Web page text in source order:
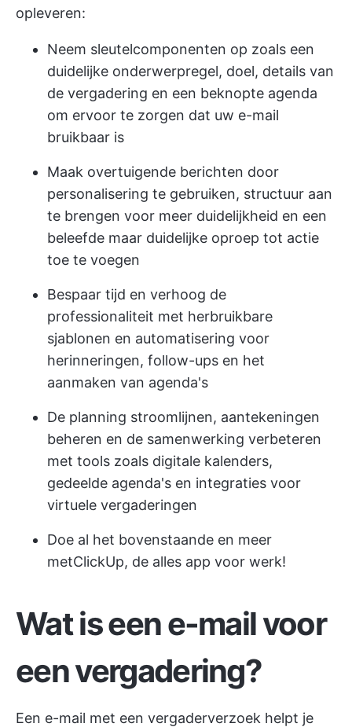
opleveren:
Neem sleutelcomponenten op zoals een
duidelijke onderwerpregel, doel, details van
de vergadering en een beknopte agenda
om ervoor te zorgen dat uw e-mail
bruikbaar is
Maak overtuigende berichten door
personalisering te gebruiken, structuur aan
te brengen voor meer duidelijkheid en een
beleefde maar duidelijke oproep tot actie
toe te voegen
Bespaar tijd en verhoog de
professionaliteit met herbruikbare
sjablonen en automatisering voor
herinneringen, follow-ups en het
aanmaken van agenda's
De planning stroomlijnen, aantekeningen
beheren en de samenwerking verbeteren
met tools zoals digitale kalenders,
gedeelde agenda's en integraties voor
virtuele vergaderingen
Doe al het bovenstaande en meer
metClickUp, de alles app voor werk!
Wat is een e-mail voor
een vergadering?
Een e-mail met een vergaderverzoek helpt je